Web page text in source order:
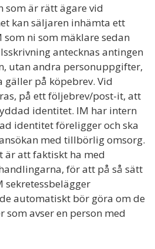
som är rätt ägare vid
kan säljaren inhämta ett
ni som mäklare sedan
antecknas antingen
utan andra personuppgifter,
gäller på köpebrev. Vid
på ett följebrev/post-it, att
identitet. IM har intern
identitet föreligger och ska
med tillbörlig omsorg.
är att faktiskt ha med
för att på så sätt
sekretessbelägger
automatiskt bör göra om de
avser en person med